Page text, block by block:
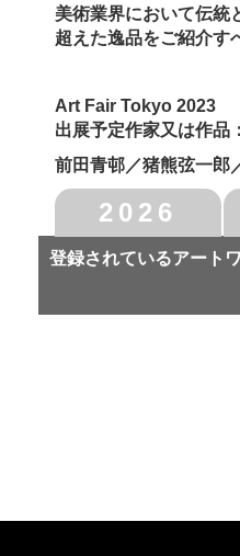
美術業界において伝統
超えた逸品をご紹介す
Art Fair Tokyo 2023
出展予定作家又は作品：
前田青邨／猪熊弦一郎
2026
登録されているアート